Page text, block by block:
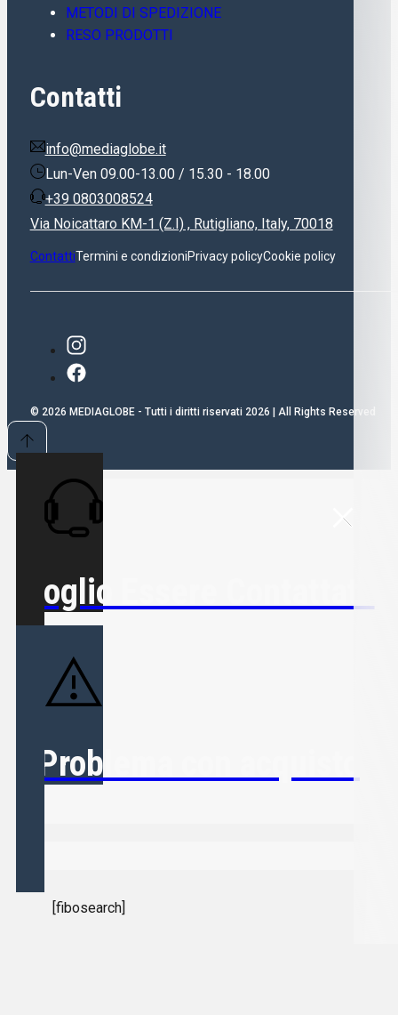
METODI DI SPEDIZIONE
RESO PRODOTTI
Contatti
info@mediaglobe.it
Lun-Ven 09.00-13.00 / 15.30 - 18.00
+39 0803008524
Via Noicattaro KM-1 (Z.I) , Rutigliano, Italy, 70018
ContattiTermini e condizioniPrivacy policyCookie policy
© 2026 MEDIAGLOBE - Tutti i diritti riservati 2026 | All Rights Reserved
Voglio Essere Contattato
Problema con acquisto
[fibosearch]